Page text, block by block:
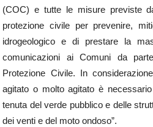
(COC) e tutte le misure previste
protezione civile per prevenire,
idrogeologico e di prestare la
comunicazioni ai Comuni da
Protezione Civile. In
agitato o molto agitato è
tenuta del verde pubblico e delle
dei venti e del moto ondoso”.